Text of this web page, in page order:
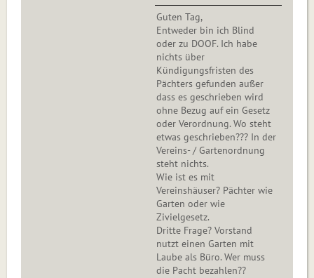
Guten Tag,
Entweder bin ich Blind
oder zu DOOF. Ich habe
nichts über
Kündigungsfristen des
Pächters gefunden außer
dass es geschrieben wird
ohne Bezug auf ein Gesetz
oder Verordnung. Wo steht
etwas geschrieben??? In der
Vereins- / Gartenordnung
steht nichts.
Wie ist es mit
Vereinshäuser? Pächter wie
Garten oder wie
Zivielgesetz.
Dritte Frage? Vorstand
nutzt einen Garten mit
Laube als Büro. Wer muss
die Pacht bezahlen??